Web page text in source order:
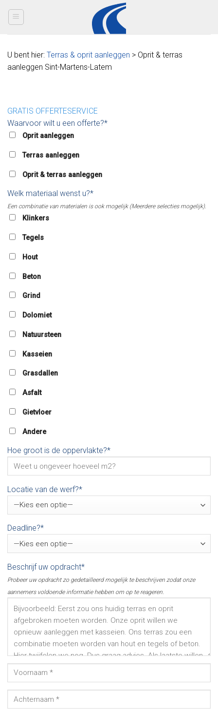
U bent hier: Terras & oprit aanleggen > Oprit & terras
aanleggen Sint-Martens-Latem
GRATIS OFFERTESERVICE
Waarvoor wilt u een offerte?*
Oprit aanleggen
Terras aanleggen
Oprit & terras aanleggen
Welk materiaal wenst u?*
Een combinatie van materialen is ook mogelijk (Meerdere selecties mogelijk).
Klinkers
Tegels
Hout
Beton
Grind
Dolomiet
Natuursteen
Kasseien
Grasdallen
Asfalt
Gietvloer
Andere
Hoe groot is de oppervlakte?*
Locatie van de werf?*
Deadline?*
Beschrijf uw opdracht*
Probeer uw opdracht zo gedetailleerd mogelijk te beschrijven zodat onze
aannemers voldoende informatie hebben om op te reageren.